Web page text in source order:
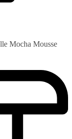
Mocha Mousse